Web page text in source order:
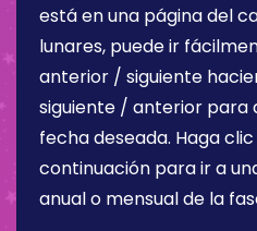
está en una página del
lunares, puede ir
anterior / siguiente
siguiente / anterior para
fecha deseada. Haga
continuación para ir a
anual o mensual de la